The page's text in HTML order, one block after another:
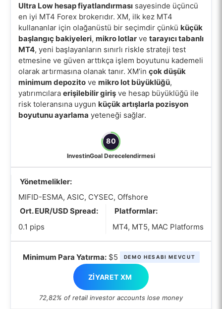
Ultra Low hesap fiyatlandırmasısayesinde üçüncü
en iyi MT4 Forex brokerıdır. XM, ilk kez MT4
kullananlar için olağanüstü bir seçimdir çünkü küçük
başlangıç bakiyeleri, mikro lotlarve tarayıcı tabanlı
MT4, yeni başlayanların sınırlı riskle strateji test
etmesine ve güven arttıkça işlem boyutunu kademeli
olarak artırmasına olanak tanır. XM’in çok düşük
minimum depozitove mikro lot büyüklüğü,
yatırımcılara erişilebilir girişve hesap büyüklüğü ile
risk toleransına uygun küçük artışlarla pozisyon
boyutunu ayarlama yeteneği sağlar.
80
InvestinGoal Derecelendirmesi
Yönetmelikler:
MIFID-ESMA, ASIC, CYSEC, Offshore
Ort. EUR/USD Spread:
0.1 pips
Platformlar:
MT4, MT5, MAC Platforms
Minimum Para Yatırma:$5 DEMO HESABI MEVCUT
ZIYARET XM
72,82% of retail investor accounts lose money